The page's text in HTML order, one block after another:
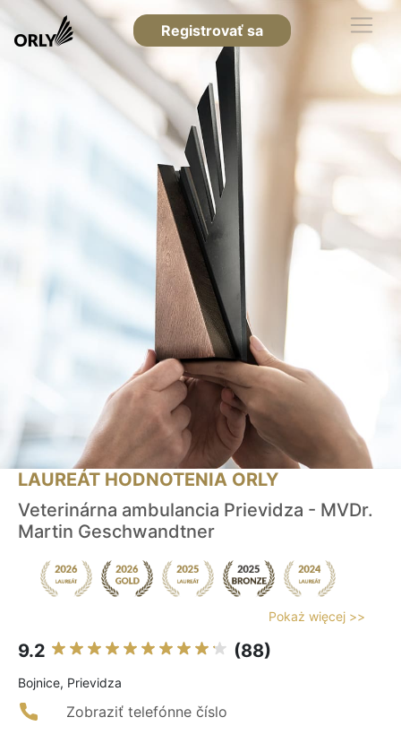
Registrovať sa
LAUREÁT HODNOTENIA ORLY
Veterinárna ambulancia Prievidza - MVDr.
Martin Geschwandtner
Pokaż więcej >>
9.2 (88)
Bojnice, Prievidza
Zobraziť telefónne číslo